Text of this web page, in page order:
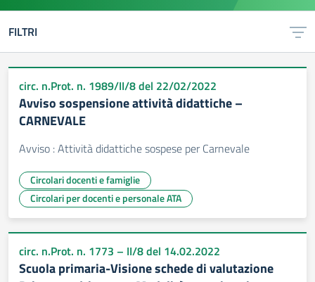
FILTRI
circ. n.Prot. n. 1989/II/8 del 22/02/2022
Avviso sospensione attività didattiche –
CARNEVALE
Avviso : Attività didattiche sospese per Carnevale
Circolari docenti e famiglie
Circolari per docenti e personale ATA
circ. n.Prot. n. 1773 – II/8 del 14.02.2022
Scuola primaria-Visione schede di valutazione